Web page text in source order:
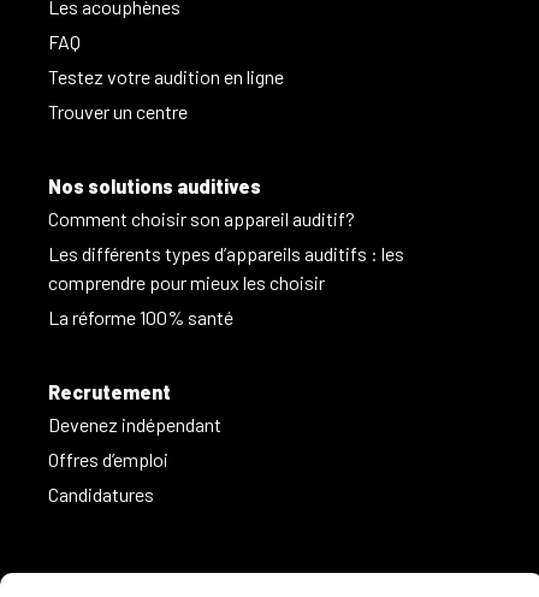
Les acouphènes
FAQ
Testez votre audition en ligne
Trouver un centre
Nos solutions auditives
Comment choisir son appareil auditif?
Les différents types d’appareils auditifs : les
comprendre pour mieux les choisir
La réforme 100% santé
Recrutement
Devenez indépendant
Offres d’emploi
Candidatures